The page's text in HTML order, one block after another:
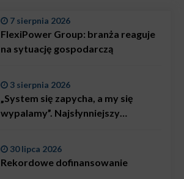
7 sierpnia 2026
FlexiPower Group: branża reaguje
na sytuację gospodarczą
3 sierpnia 2026
„System się zapycha, a my się
wypalamy”. Najsłynniejszy
problemem są nie tylko choroby
30 lipca 2026
Rekordowe dofinansowanie